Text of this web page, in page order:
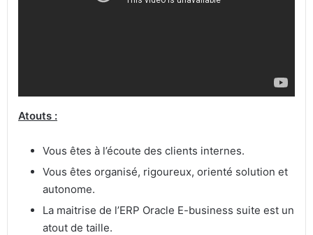
Atouts :
Vous êtes à l’écoute des clients internes.
Vous êtes organisé, rigoureux, orienté solution et
autonome.
La maitrise de l’ERP Oracle E-business suite est un
atout de taille.